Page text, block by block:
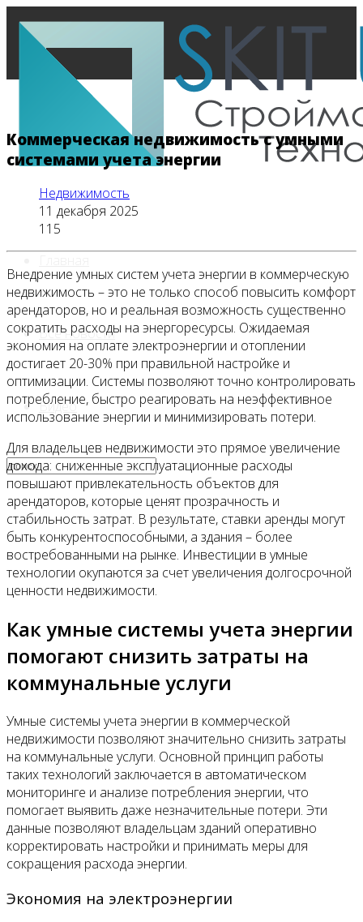
Все новости
Видео
Коммерческая недвижимость с умными
системами учета энергии
Недвижимость
11 декабря 2025
115
Внедрение умных систем учета энергии в коммерческую
недвижимость – это не только способ повысить комфорт
арендаторов, но и реальная возможность существенно
сократить расходы на энергоресурсы. Ожидаемая
экономия на оплате электроэнергии и отоплении
достигает 20-30% при правильной настройке и
оптимизации. Системы позволяют точно контролировать
потребление, быстро реагировать на неэффективное
использование энергии и минимизировать потери.
Для владельцев недвижимости это прямое увеличение
дохода: сниженные эксплуатационные расходы
повышают привлекательность объектов для
арендаторов, которые ценят прозрачность и
стабильность затрат. В результате, ставки аренды могут
быть конкурентоспособными, а здания – более
востребованными на рынке. Инвестиции в умные
технологии окупаются за счет увеличения долгосрочной
ценности недвижимости.
Как умные системы учета энергии
помогают снизить затраты на
коммунальные услуги
Умные системы учета энергии в коммерческой
недвижимости позволяют значительно снизить затраты
на коммунальные услуги. Основной принцип работы
таких технологий заключается в автоматическом
мониторинге и анализе потребления энергии, что
помогает выявить даже незначительные потери. Эти
данные позволяют владельцам зданий оперативно
корректировать настройки и принимать меры для
сокращения расхода энергии.
Экономия на электроэнергии